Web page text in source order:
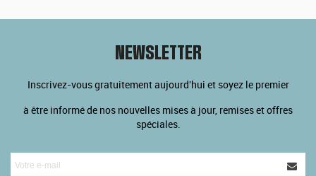
NEWSLETTER
Inscrivez-vous gratuitement aujourd'hui et soyez le premier
à être informé de nos nouvelles mises à jour, remises et offres
spéciales.